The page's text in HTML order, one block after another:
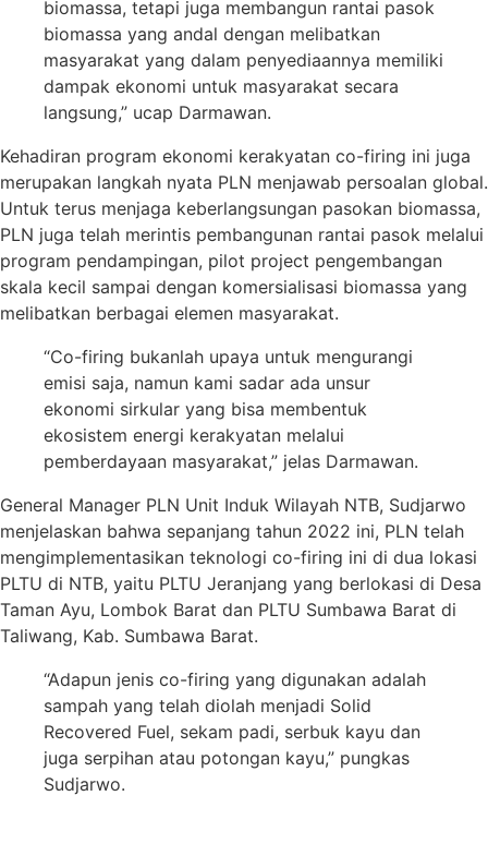
biomassa, tetapi juga membangun rantai pasok
biomassa yang andal dengan melibatkan
masyarakat yang dalam penyediaannya memiliki
dampak ekonomi untuk masyarakat secara
langsung,” ucap Darmawan.
Kehadiran program ekonomi kerakyatan co-firing ini juga
merupakan langkah nyata PLN menjawab persoalan global.
Untuk terus menjaga keberlangsungan pasokan biomassa,
PLN juga telah merintis pembangunan rantai pasok melalui
program pendampingan, pilot project pengembangan
skala kecil sampai dengan komersialisasi biomassa yang
melibatkan berbagai elemen masyarakat.
“Co-firing bukanlah upaya untuk mengurangi
emisi saja, namun kami sadar ada unsur
ekonomi sirkular yang bisa membentuk
ekosistem energi kerakyatan melalui
pemberdayaan masyarakat,” jelas Darmawan.
General Manager PLN Unit Induk Wilayah NTB, Sudjarwo
menjelaskan bahwa sepanjang tahun 2022 ini, PLN telah
mengimplementasikan teknologi co-firing ini di dua lokasi
PLTU di NTB, yaitu PLTU Jeranjang yang berlokasi di Desa
Taman Ayu, Lombok Barat dan PLTU Sumbawa Barat di
Taliwang, Kab. Sumbawa Barat.
“Adapun jenis co-firing yang digunakan adalah
sampah yang telah diolah menjadi Solid
Recovered Fuel, sekam padi, serbuk kayu dan
juga serpihan atau potongan kayu,” pungkas
Sudjarwo.